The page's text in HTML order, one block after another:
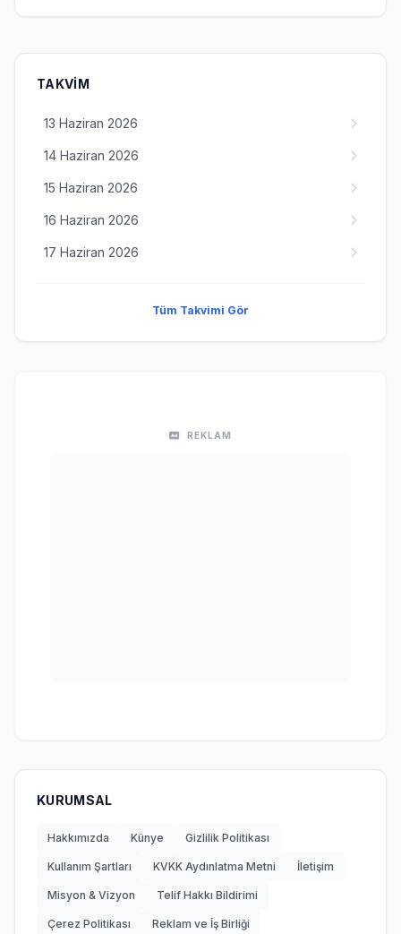
TAKVIM
13 Haziran 2026
14 Haziran 2026
15 Haziran 2026
16 Haziran 2026
17 Haziran 2026
Tüm Takvimi Gör
REKLAM
KURUMSAL
Hakkımızda Künye Gizlilik Politikası
Kullanım Şartları KVKK Aydınlatma Metni İletişim
Misyon & Vizyon Telif Hakkı Bildirimi
Çerez Politikası Reklam ve İş Birliği